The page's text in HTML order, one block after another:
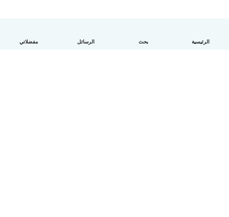
الرئيسية بحث الرسائل مفضلاتي